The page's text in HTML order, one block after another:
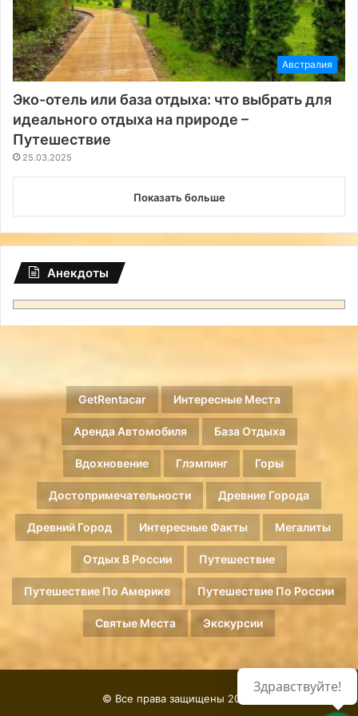
Австралия
Эко-отель или база отдыха: что выбрать для
идеального отдыха на природе –
Путешествие
25.03.2025
Показать больше
Анекдоты
GetRentacar Интересные Места
Аренда Автомобиля База Отдыха
Вдохновение Глэмпинг Горы
Достопримечательности Древние Города
Древний Город Интересные Факты Мегалиты
Отдых В России Путешествие
Путешествие По Америке Путешествие По России
Святые Места Экскурсии
© Все права защищены 2026.
Здравствуйте!